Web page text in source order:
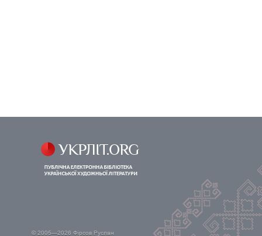
© 2005—2026 Фірсов Руслан